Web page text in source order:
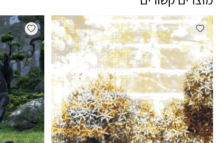
Add wishlist
wishlist